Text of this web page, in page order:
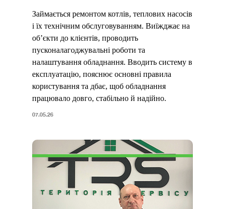
Займається ремонтом котлів, теплових насосів
і їх технічним обслуговуванням. Виїжджає на
об’єкти до клієнтів, проводить
пусконалагоджувальні роботи та
налаштування обладнання. Вводить систему в
експлуатацію, пояснює основні правила
користування та дбає, щоб обладнання
працювало довго, стабільно й надійно.
07.05.26